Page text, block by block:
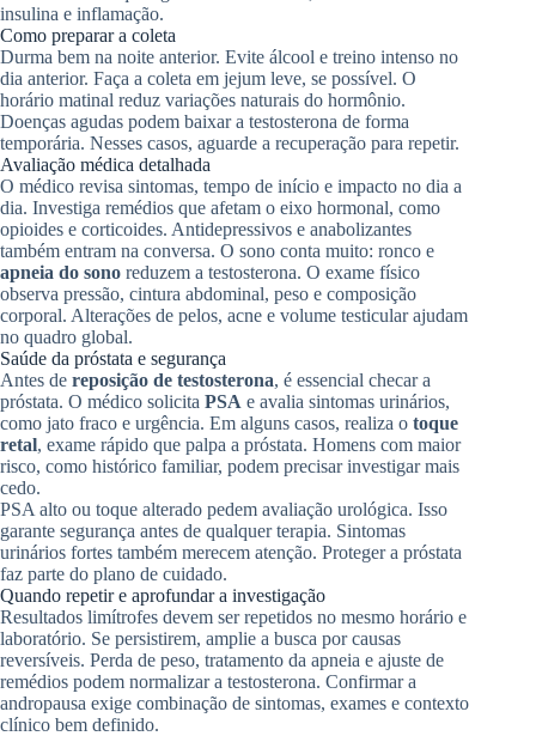
insulina e inflamação.
Como preparar a coleta
Durma bem na noite anterior. Evite álcool e treino intenso no
dia anterior. Faça a coleta em jejum leve, se possível. O
horário matinal reduz variações naturais do hormônio.
Doenças agudas podem baixar a testosterona de forma
temporária. Nesses casos, aguarde a recuperação para repetir.
Avaliação médica detalhada
O médico revisa sintomas, tempo de início e impacto no dia a
dia. Investiga remédios que afetam o eixo hormonal, como
opioides e corticoides. Antidepressivos e anabolizantes
também entram na conversa. O sono conta muito: ronco e
apneia do sono reduzem a testosterona. O exame físico
observa pressão, cintura abdominal, peso e composição
corporal. Alterações de pelos, acne e volume testicular ajudam
no quadro global.
Saúde da próstata e segurança
Antes de reposição de testosterona, é essencial checar a
próstata. O médico solicita PSA e avalia sintomas urinários,
como jato fraco e urgência. Em alguns casos, realiza o toque
retal, exame rápido que palpa a próstata. Homens com maior
risco, como histórico familiar, podem precisar investigar mais
cedo.
PSA alto ou toque alterado pedem avaliação urológica. Isso
garante segurança antes de qualquer terapia. Sintomas
urinários fortes também merecem atenção. Proteger a próstata
faz parte do plano de cuidado.
Quando repetir e aprofundar a investigação
Resultados limítrofes devem ser repetidos no mesmo horário e
laboratório. Se persistirem, amplie a busca por causas
reversíveis. Perda de peso, tratamento da apneia e ajuste de
remédios podem normalizar a testosterona. Confirmar a
andropausa exige combinação de sintomas, exames e contexto
clínico bem definido.